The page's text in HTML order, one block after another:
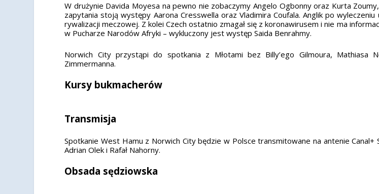
W drużynie Davida Moyesa na pewno nie zobaczymy Angelo Ogbonny oraz Kurta
zapytania stoją występy Aarona Cresswella oraz Vladimira Coufala. Anglik po
rywalizacji meczowej. Z kolei Czech ostatnio zmagał się z koronawirusem i nie ma
w Pucharze Narodów Afryki – wykluczony jest występ Saida Benrahmy.
Norwich City przystąpi do spotkania z Młotami bez Billy’ego Gilmoura, Mathiasa
Zimmermanna.
Kursy bukmacherów
Transmisja
Spotkanie West Hamu z Norwich City będzie w Polsce transmitowane na antenie
Adrian Olek i Rafał Nahorny.
Obsada sędziowska